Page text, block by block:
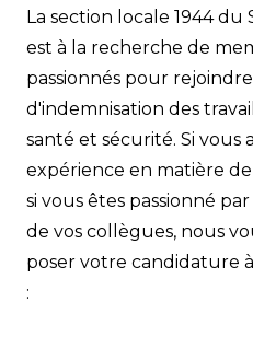
La section locale 1944 du
est à la recherche de
passionnés pour
d'indemnisation des
santé et sécurité. Si vous
expérience en matière
si vous êtes passionné
de vos collègues, nous
poser votre candidature
: